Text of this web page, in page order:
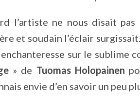
l’artiste ne nous disait
et soudain l’éclair
sur le sublime
» de Tuomas Holopainen
envie d’en savoir un peu